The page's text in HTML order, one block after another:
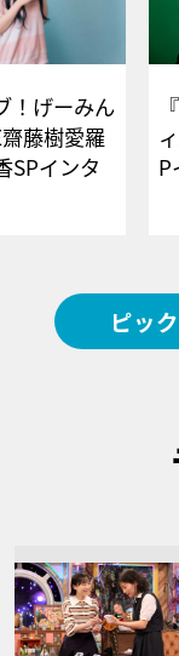
！げーみん
藤樹愛羅
SPインタ
ピッ